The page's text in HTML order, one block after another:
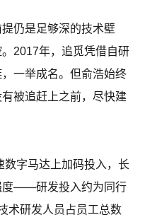
仍是足够深的技术壁
2017年，追觅凭借自研
一举成名。但俞浩始终
被追赶上之前，尽快建
数字马达上加码投入，长
度——研发投入约为同行
术研发人员占员工总数